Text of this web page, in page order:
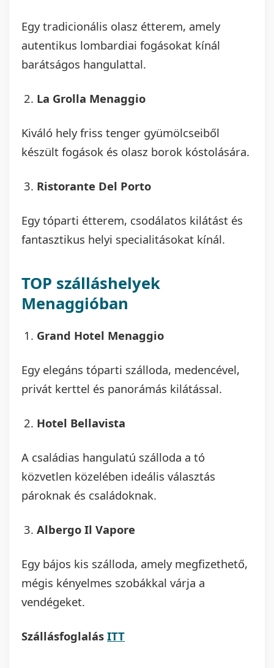
Egy tradicionális olasz étterem, amely
autentikus lombardiai fogásokat kínál
barátságos hangulattal.
La Grolla Menaggio
Kiváló hely friss tenger gyümölcseiből
készült fogások és olasz borok kóstolására.
Ristorante Del Porto
Egy tóparti étterem, csodálatos kilátást és
fantasztikus helyi specialitásokat kínál.
TOP szálláshelyek
Menaggióban
Grand Hotel Menaggio
Egy elegáns tóparti szálloda, medencével,
privát kerttel és panorámás kilátással.
Hotel Bellavista
A családias hangulatú szálloda a tó
közvetlen közelében ideális választás
pároknak és családoknak.
Albergo Il Vapore
Egy bájos kis szálloda, amely megfizethető,
mégis kényelmes szobákkal várja a
vendégeket.
Szállásfoglalás ITT